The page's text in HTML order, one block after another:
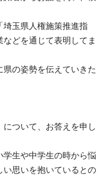
埼玉県人権施策推進指
どを通じて表明してま
の姿勢を伝えていきた
について、お答えを申し
生や中学生の時から悩
思いを抱いているとの